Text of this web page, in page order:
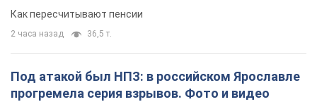
Как пересчитывают пенсии
2 часа назад 36,5 т.
Под атакой был НПЗ: в российском Ярославле
прогремела серия взрывов. Фото и видео